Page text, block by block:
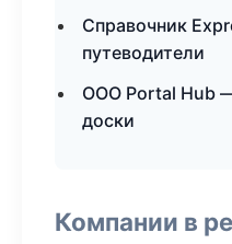
Справочник
путеводители
ООО Portal Hub
доски
Компании в